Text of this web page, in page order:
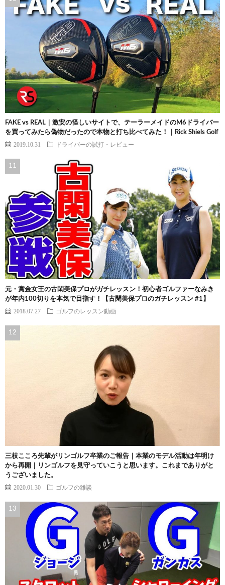
FAKE vs REAL｜激安の怪しいサイトで、テーラーメイドのM6ドライバー
を買ってみたら偽物だったので本物と打ち比べてみた！｜Rick Shiels Golf
2019.10.31 ドライバーの試打・レビュー
元・賞金女王の古閑美保プロがガチレッスン！初心者ゴルファーなみき
が年内100切りを本気で目指す！【古閑美保プロのガチレッスン #1】
2018.07.27 ゴルフのレッスン動画
三枝こころ先輩がリンゴルフ卒業のご報告｜本業のモデル活動は年明け
から再開｜リンゴルフを見守っていこうと思います。これまでありがと
うございました。
2020.01.30 ゴルフの雑談